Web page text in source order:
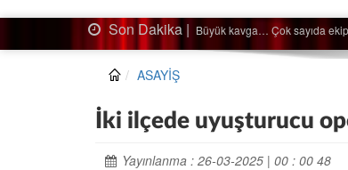
Son Dakika | Ağaçtan düştü…
ASAYİŞ
İki ilçede uyuşturucu
Yayınlanma : 26-03-2025 | 00 : 00 48